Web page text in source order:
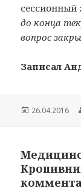
сессионный
до конца
вопрос
Записал
26.04.2016